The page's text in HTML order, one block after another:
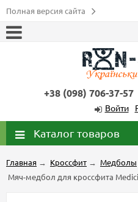
Полная версия сайта
+38 (098) 706-37-57
Войти
Каталог товаров
Главная → Кроссфит → Медболы
Мяч-медбол для кроссфита